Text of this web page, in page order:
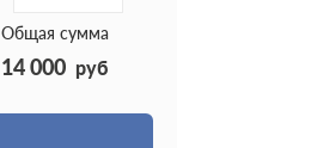
Общая сумма
14 000 руб